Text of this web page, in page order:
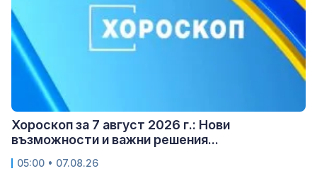
Хороскоп за 7 август 2026 г.: Нови
възможности и важни решения...
05:00 • 07.08.26